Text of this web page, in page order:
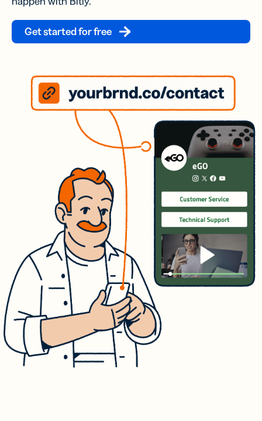
Get started for free